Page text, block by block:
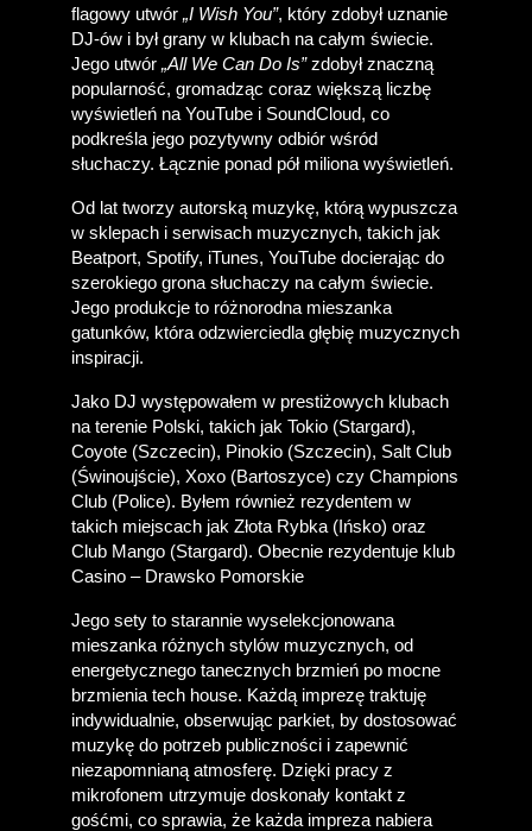
flagowy utwór „I Wish You”, który zdobył uznanie
DJ-ów i był grany w klubach na całym świecie.
Jego utwór „All We Can Do Is” zdobył znaczną
popularność, gromadząc coraz większą liczbę
wyświetleń na YouTube i SoundCloud, co
podkreśla jego pozytywny odbiór wśród
słuchaczy. Łącznie ponad pół miliona wyświetleń.
Od lat tworzy autorską muzykę, którą wypuszcza
w sklepach i serwisach muzycznych, takich jak
Beatport, Spotify, iTunes, YouTube docierając do
szerokiego grona słuchaczy na całym świecie.
Jego produkcje to różnorodna mieszanka
gatunków, która odzwierciedla głębię muzycznych
inspiracji.
Jako DJ występowałem w prestiżowych klubach
na terenie Polski, takich jak Tokio (Stargard),
Coyote (Szczecin), Pinokio (Szczecin), Salt Club
(Świnoujście), Xoxo (Bartoszyce) czy Champions
Club (Police). Byłem również rezydentem w
takich miejscach jak Złota Rybka (Ińsko) oraz
Club Mango (Stargard). Obecnie rezydentuje klub
Casino – Drawsko Pomorskie
Jego sety to starannie wyselekcjonowana
mieszanka różnych stylów muzycznych, od
energetycznego tanecznych brzmień po mocne
brzmienia tech house. Każdą imprezę traktuję
indywidualnie, obserwując parkiet, by dostosować
muzykę do potrzeb publiczności i zapewnić
niezapomnianą atmosferę. Dzięki pracy z
mikrofonem utrzymuje doskonały kontakt z
gośćmi, co sprawia, że każda impreza nabiera